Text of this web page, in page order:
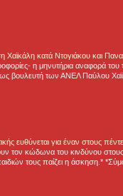
Χαϊκάλη κατά Ντογιάκου και
η μηνυτήρια αναφορά
βουλευτή των ΑΝΕΛ Παύλου
ευθύνεται για έναν στους
τον κώδωνα του κινδύνου
τους παίζει η άσκηση.*